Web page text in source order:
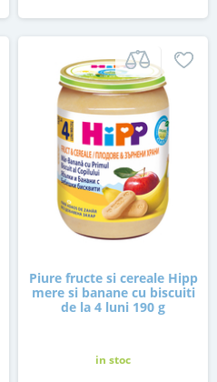
Piure fructe si cereale Hipp
mere si banane cu biscuiti
de la 4 luni 190 g
in stoc